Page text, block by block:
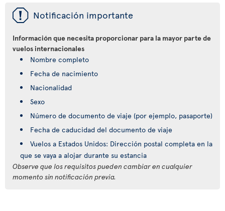
ü Notificación importante
Información que necesita proporcionar para la mayor parte de
vuelos internacionales
Nombre completo
Fecha de nacimiento
Nacionalidad
Sexo
Número de documento de viaje (por ejemplo, pasaporte)
Fecha de caducidad del documento de viaje
Vuelos a Estados Unidos: Dirección postal completa en la
que se vaya a alojar durante su estancia
Observe que los requisitos pueden cambiar en cualquier
momento sin notificación previa.